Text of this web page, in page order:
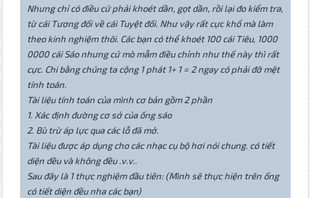
Nhưng chỉ có điều cứ phải khoét dần, gọt dần, rồi lại đo kiểm tra,
từ cái Tương đối về cái Tuyệt đối. Như vậy rất cực khổ mà làm
theo kinh nghiệm thôi. Các bạn có thể khoét 100 cái Tiêu, 1000
0000 cái Sáo nhưng cứ mò mẫm điều chỉnh như thế này thì rất
cực. Chi bằng chúng ta cộng 1 phát 1+ 1 = 2 ngay có phải đỡ mệt
tính toán.
Tài liệu tính toán của mình cơ bản gồm 2 phần
1. Xác định đường cơ sở của ống sáo
2. Bù trừ áp lực qua các lỗ đã mở.
Tài liệu được áp dụng cho các nhạc cụ bộ hơi nói chung. có tiết
diện đều và không đều .v.v..
Sau đây là 1 thực nghiệm đầu tiên: (Mình sẽ thực hiện trên ống
có tiết diện đều nha các bạn)